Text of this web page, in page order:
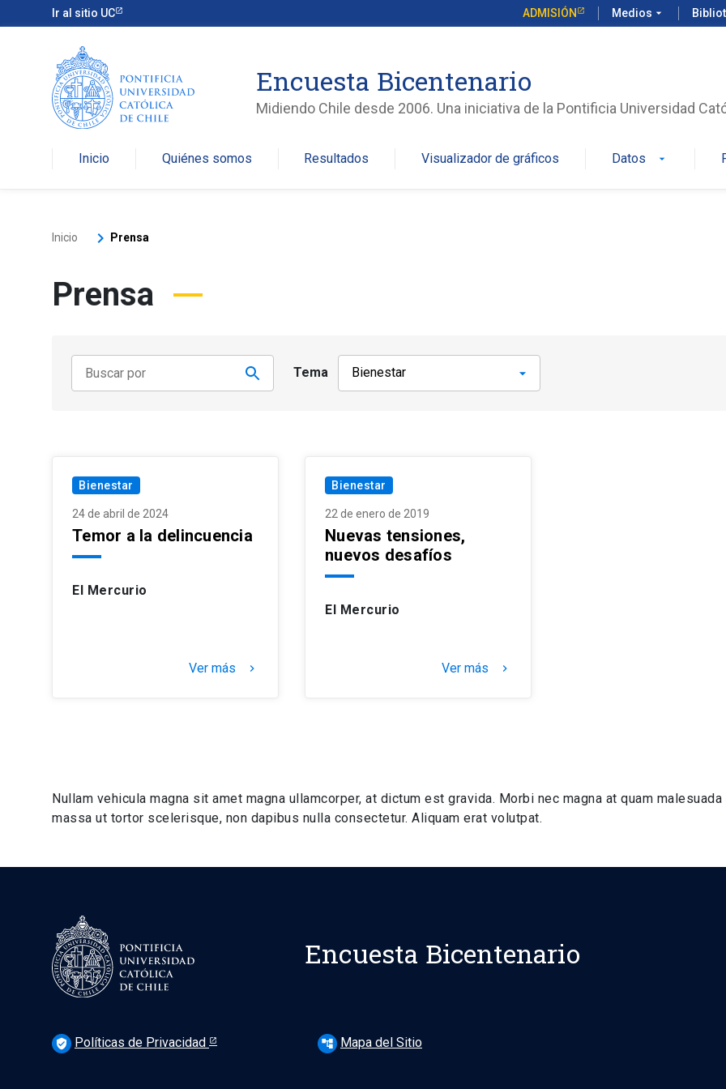
Ir al sitio UC ADMISIÓN Medios arrow_drop_down
Encuesta Bicentenario
Midiendo Chile desde 2006. Una iniciativa de la Pontificia Universidad
Inicio Quiénes somos Resultados Visualizador de gráficos Datos arrow_drop_down
Inicio keyboard_arrow_right Prensa
Prensa
Tema
Bienestar
24 de abril de 2024
Temor a la delincuencia
El Mercurio
Ver más keyboard_arrow_right
Bienestar
22 de enero de 2019
Nuevas tensiones,
nuevos desafíos
El Mercurio
Ver más keyboard_arrow_right
Nullam vehicula magna sit amet magna ullamcorper, at dictum est gravida. Morbi nec magna at quam
massa ut tortor scelerisque, non dapibus nulla consectetur. Aliquam erat volutpat.
Encuesta Bicentenario
verified_user Políticas de Privacidad account_tree Mapa del Sitio